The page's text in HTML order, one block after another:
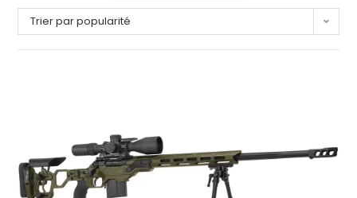
Trier par popularité